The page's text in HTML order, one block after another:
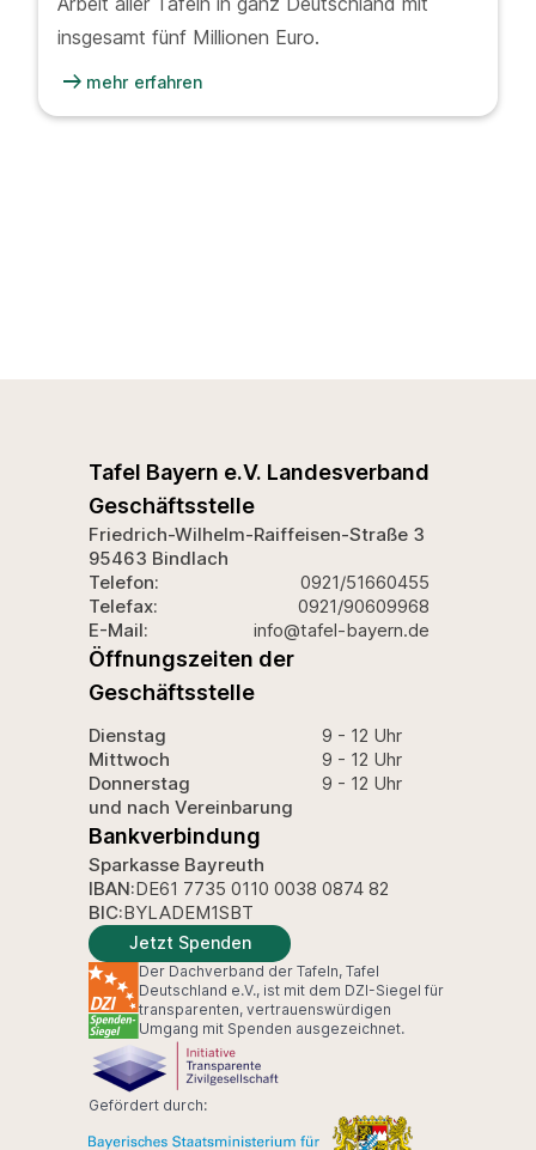
insgesamt fünf Millionen Euro.
arrow_right_alt mehr erfahren
Tafel Bayern e.V. Landesverband
Geschäftsstelle
Friedrich-Wilhelm-Raiffeisen-Straße 3
95463 Bindlach
Telefon:
0921/51660455
Telefax:
0921/90609968
E-Mail:
info@tafel-bayern.de
Öffnungszeiten der
Geschäftsstelle
Dienstag
9 - 12 Uhr
Mittwoch
9 - 12 Uhr
Donnerstag
9 - 12 Uhr
und nach Vereinbarung
Bankverbindung
Sparkasse Bayreuth
IBAN:DE61 7735 0110 0038 0874 82
BIC:BYLADEM1SBT
Jetzt Spenden
Der Dachverband der Tafeln, Tafel
Deutschland e.V., ist mit dem DZI-Siegel für
transparenten, vertrauenswürdigen
Umgang mit Spenden ausgezeichnet.
Gefördert durch: